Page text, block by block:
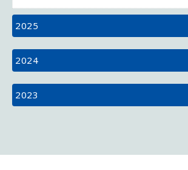
2025
12月
11月
2024
12月
10月 5件
2023
11月 5件